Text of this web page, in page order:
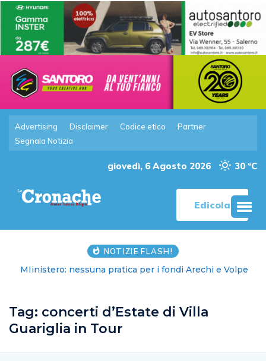
Advertising Disclaimer Codice etico
Partner
Segnala Notizia
giovedì, 6 Agosto 2026 30 °C
Edicola
NOTIZIE FLASH!
MIinistero: nessuna pratica per i fondi Arechi e Volpe
Tag: concerti d’Estate di Villa
Guariglia in Tour